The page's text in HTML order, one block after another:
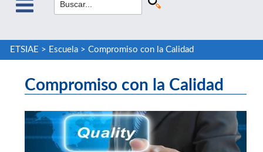
ETSIAE > Escuela> Compromiso con la Calidad
Compromiso con la Calidad